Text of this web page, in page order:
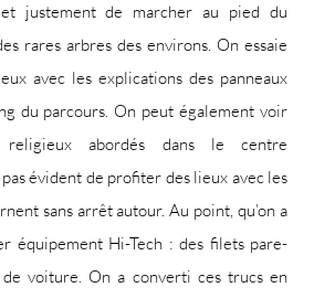
justement de marcher au pied du
rares arbres des environs. On essaie
avec les explications des panneaux
du parcours. On peut également voir
abordés dans le centre
évident de profiter des lieux avec les
sans arrêt autour. Au point, qu’on a
équipement Hi-Tech : des filets pare-
voiture. On a converti ces trucs en